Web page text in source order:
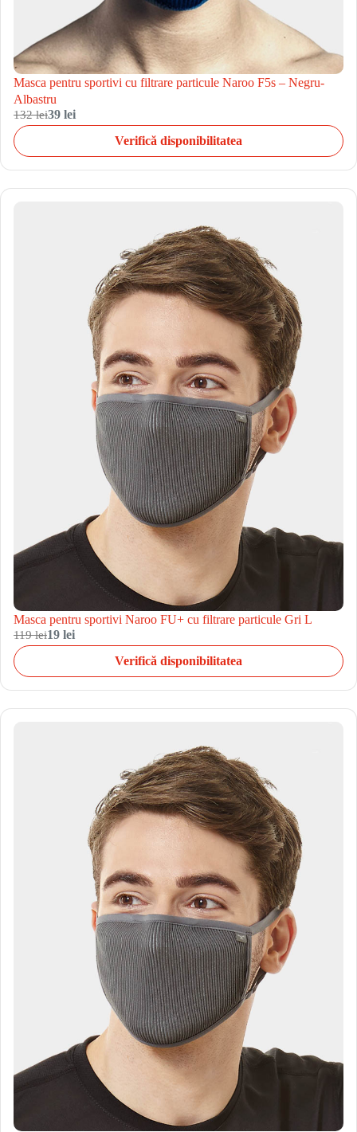
Masca pentru sportivi cu filtrare particule Naroo F5s – Negru-
Albastru
132 lei39 lei
Verifică disponibilitatea
Masca pentru sportivi Naroo FU+ cu filtrare particule Gri L
119 lei19 lei
Verifică disponibilitatea